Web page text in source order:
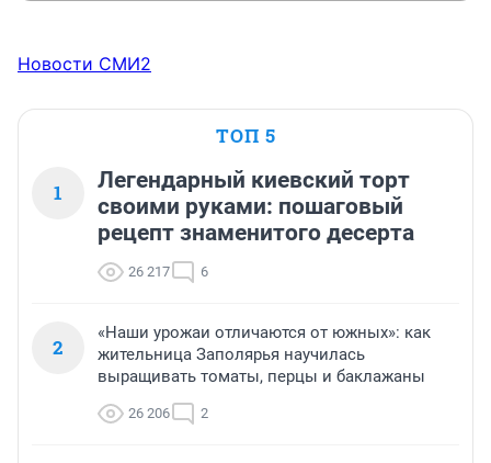
Новости СМИ2
ТОП 5
1
Легендарный киевский торт
своими руками: пошаговый
рецепт знаменитого десерта
26 217 6
2
«Наши урожаи отличаются от южных»: как
жительница Заполярья научилась
выращивать томаты, перцы и баклажаны
26 206 2